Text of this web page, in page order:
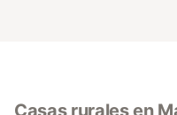
Casas rurales en